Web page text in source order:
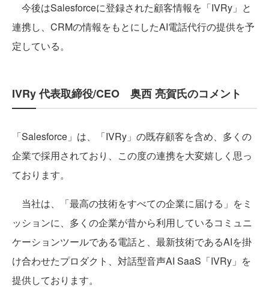
今後はSalesforceに登録された顧客情報を「IVRy」と
連携し、CRMの情報をもとにしたAI電話代行の提供を予
定している。
IVRy 代表取締役/CEO 奥西 亮賀氏のコメント
「Salesforce」は、「IVRy」の既存顧客を含め、多くの
企業で採用されており、この度の連携を大変嬉しく思っ
ております。
当社は、「最高の技術をすべての企業に届ける」をミ
ッションに、多くの企業が昔から利用しているコミュニ
ケーションツールである電話と、最新技術であるAIを掛
け合わせたプロダクト、対話型音声AI SaaS「IVRy」を
提供しております。